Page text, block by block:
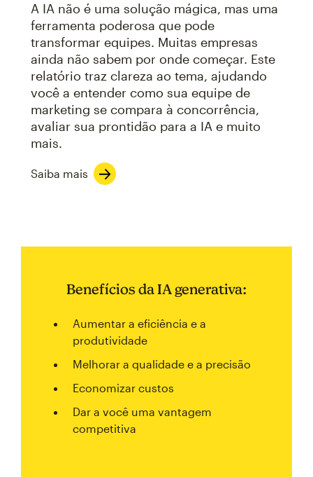
A IA não é uma solução mágica, mas uma
ferramenta poderosa que pode
transformar equipes. Muitas empresas
ainda não sabem por onde começar. Este
relatório traz clareza ao tema, ajudando
você a entender como sua equipe de
marketing se compara à concorrência,
avaliar sua prontidão para a IA e muito
mais.
Saiba mais
Benefícios da IA generativa:
Aumentar a eficiência e a
produtividade
Melhorar a qualidade e a precisão
Economizar custos
Dar a você uma vantagem
competitiva